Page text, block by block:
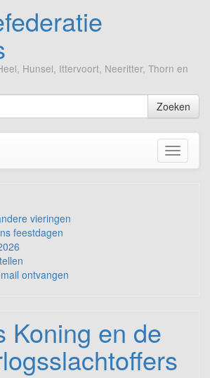
Hunsel, Ittervoort, Neeritter, Thorn en
Zoeken
Toggle
vieringen
feestdagen
ontvangen
Koning en de